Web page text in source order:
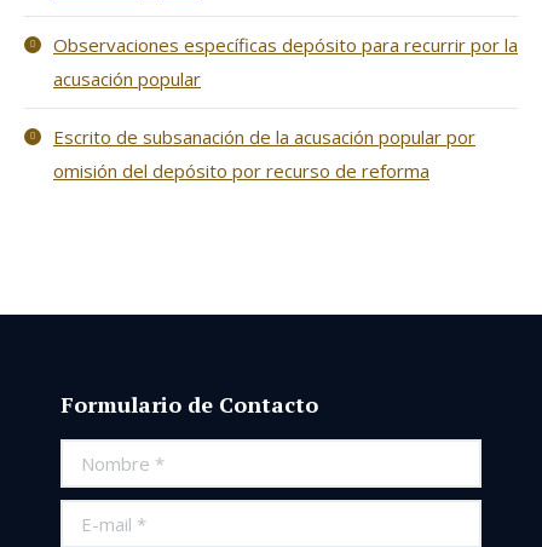
Observaciones específicas depósito para recurrir por la
acusación popular
Escrito de subsanación de la acusación popular por
omisión del depósito por recurso de reforma
Formulario de Contacto
Nombre *
E-mail *